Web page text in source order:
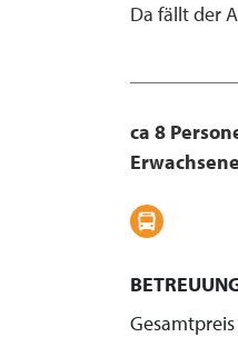
Da fällt der
ca 8
Erwachsene
Gesamtpreis